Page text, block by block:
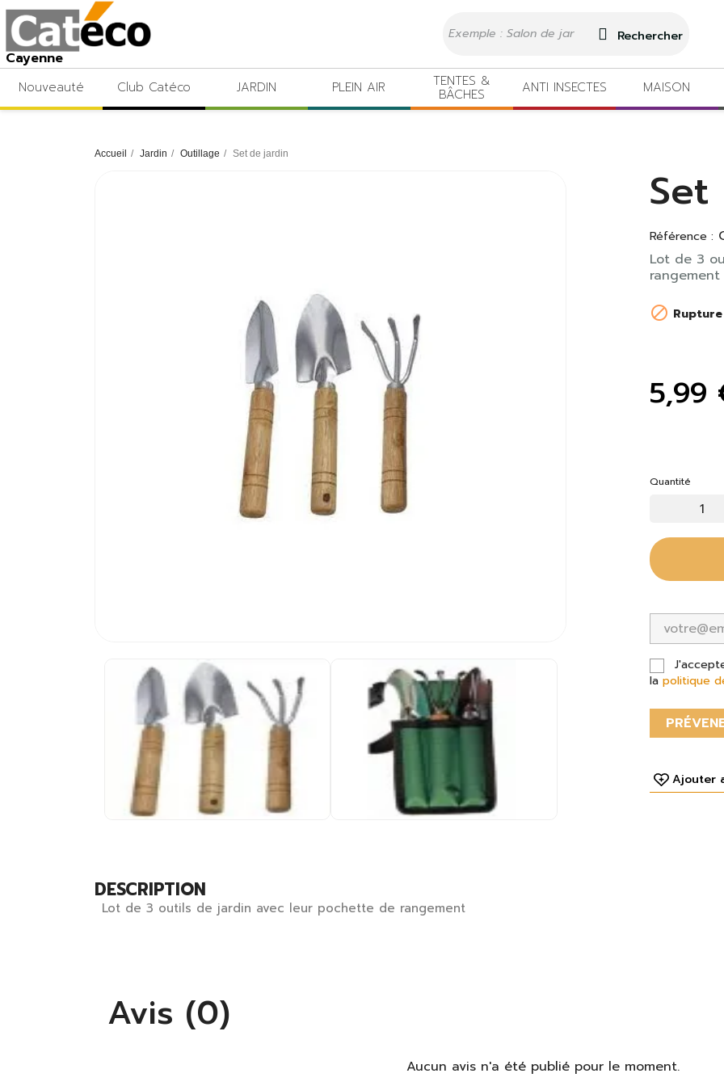
Cayenne
Rechercher
Nouveauté Club Catéco JARDIN PLEIN AIR TENTES &
BÂCHES ANTI INSECTES MAISON
Accueil Jardin Outillage Set de jardin
DESCRIPTION
Lot de 3 outils de jardin avec leur pochette de rangement
Référence :
Lot de 3
rangement

5,99
Quantité
lapolitique
Ajouter
Avis (0)
Aucun avis n'a été publié pour le moment.